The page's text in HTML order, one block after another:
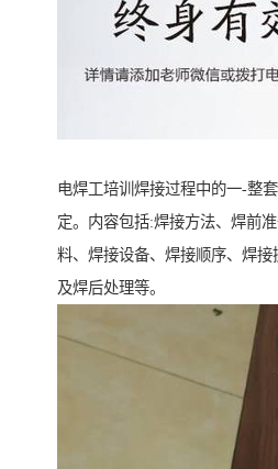
电焊工培训焊接过程中的一-整
定。内容包括:焊接方法、焊前
料、焊接设备、焊接顺序、焊
及焊后处理等。